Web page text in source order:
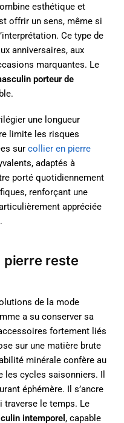
esthétique et
offrir un sens, même si
Ce type de
anniversaires, aux
marquantes. Le
porteur de
une longueur
limite les risques
sur collier en pierre
adaptés à
porté quotidiennement
renforçant une
appréciée
pierre reste
de la mode
a su conserver sa
fortement liés
sur une matière brute
minérale confère au
les cycles saisonniers. Il
éphémère. Il s’ancre
traverse le temps. Le
intemporel , capable